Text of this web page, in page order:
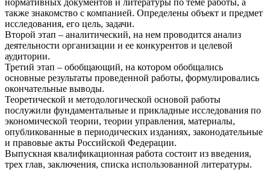
нормативных документов и литературы по теме работы, a
также знакомство с компанией. Определены объект и предмет
исследования, его цель, задачи.
Второй этап – аналитический, на нем проводится анализ
деятельности организации и ее конкурентов и целевой
аудитории.
Третий этап – обобщающий, на котором обобщались
основные результаты проведенной работы, формулировались
окончательные выводы.
Теоретической и методологической основой работы
послужили фундаментальные и прикладные исследования по
экономической теории, теории управления, материалы,
опубликованные в периодических изданиях, законодательные
и правовые акты Российской Федерации.
Выпускная квалификационная работа состоит из введения,
трех глав, заключения, списка использованной литературы.